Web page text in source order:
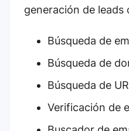
generación de leads
Búsqueda de
Búsqueda de
Búsqueda de
Verificación de